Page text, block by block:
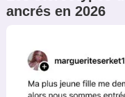
ancrés en 2026